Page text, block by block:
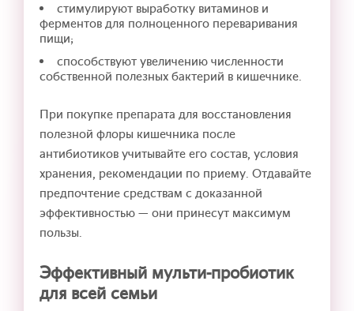
стимулируют выработку витаминов и
ферментов для полноценного переваривания
пищи;
способствуют увеличению численности
собственной полезных бактерий в кишечнике.
При покупке препарата для восстановления
полезной флоры кишечника после
антибиотиков учитывайте его состав, условия
хранения, рекомендации по приему. Отдавайте
предпочтение средствам с доказанной
эффективностью — они принесут максимум
пользы.
Эффективный мульти-пробиотик
для всей семьи